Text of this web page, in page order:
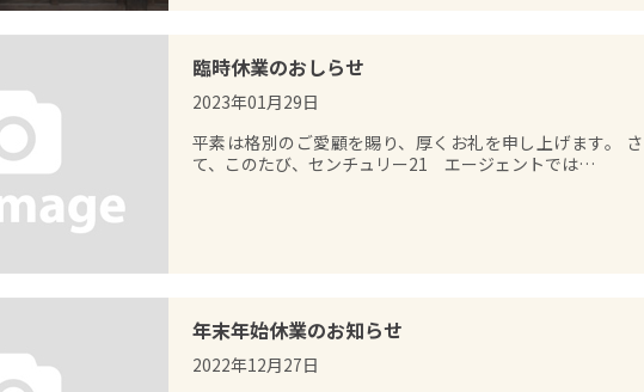
臨時休業のおしらせ
2023年01月29日
平素は格別のご愛顧を賜り、厚くお礼を申し上げます。 さ
て、このたび、センチュリー21 エージェントでは…
年末年始休業のお知らせ
2022年12月27日